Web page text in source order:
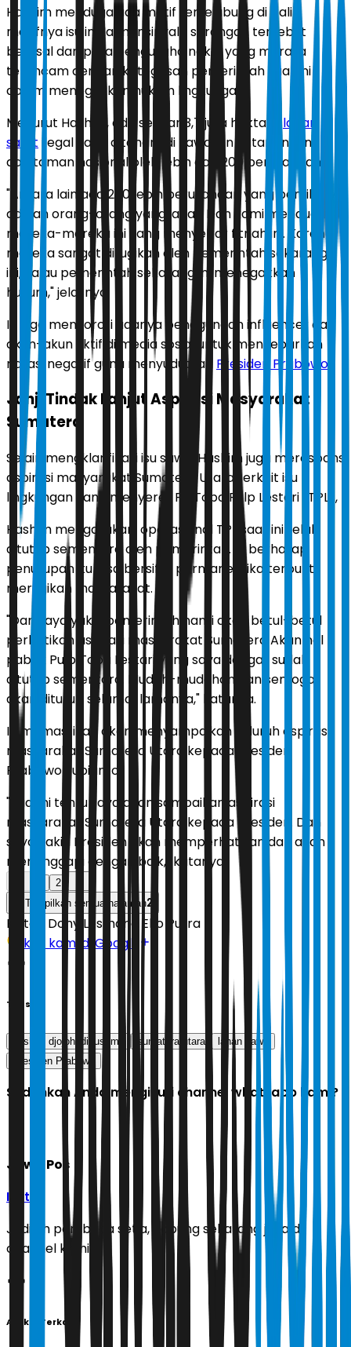
Hashim menduga ada motif terselubung di balik
masifnya isu ini. Ia mensinyalir serangan tersebut
berasal dari para pengusaha nakal yang merasa
terancam dengan ketegasan pemerintah saat ini
dalam menegakkan hukum lingkungan.
Menurut Hashim, ada sekitar 3,7 juta hektarelahan
sawit ilegal yang ditanam di kawasan hutan lindung
dan taman nasional oleh lebih dari 200 perusahaan.
"Antara lain ada 200 lebih perusahaan yang pemiliknya
adalah orang-orang yang jahat. Dan kami menduga
mereka-mereka ini yang menyebar fitnah ini. Karena
mereka sangat dirugikan oleh pemerintah sekarang
ini, kalau pemerintah sekarang ini menegakkan
hukum," jelasnya.
Ia juga menyoroti adanya penggunaan influencer dan
akun-akun fiktif di media sosial untuk menyebarkan
narasi negatif guna menyudutkan Presiden Prabowo
Janji Tindak Lanjut Aspirasi Masyarakat
Sumatera
Selain mengklarifikasi isu sawit, Hashim juga merespons
aspirasi masyarakat Sumatera Utara terkait isu
lingkungan yang menyeret PT Toba Pulp Lestari (TPL),
Hashim mengatakan, operasional TPL saat ini telah
ditutup sementara oleh pemerintah. Ia berharap
penutupan itu bisa bersifat permanen jika terbukti
merugikan masyarakat.
"Dan saya yakin pemerintah nanti akan betul-betul
perhatikan aspirasi masyarakat Sumatera Akan hal
pabrik Pulp Toba Lestari yang saya dengar sudah
ditutup sementara. Mudah-mudahan dan semoga
akan ditutup selama-lamanya," katanya.
Ia memastikan akan menyampaikan seluruh aspirasi
masyarakat Sumatera Utara kepada Presiden
Prabowo Subianto.
"Jadi ini tentu saya akan sampaikan aspirasi
masyarakat Sumatera Utara kepada Presiden. Dan
saya yakin Presiden akan memperhatikan dan akan
menanggapi dengan baik," katanya.
2
Tampilkan semua halaman2
Editor: Dony Lesmana Eko Putra
Ikuti kami di Google
Tags
hashim djojohadikusumo sumatera utara
lahan sawit
Presiden Prabowo
Sudahkah Anda mengikuti channel whatsapp kami?
Jawa Pos
Ikuti
Jadilah pembaca setia, gabung sekarang juga di
channel kami!
Artikel Terkait